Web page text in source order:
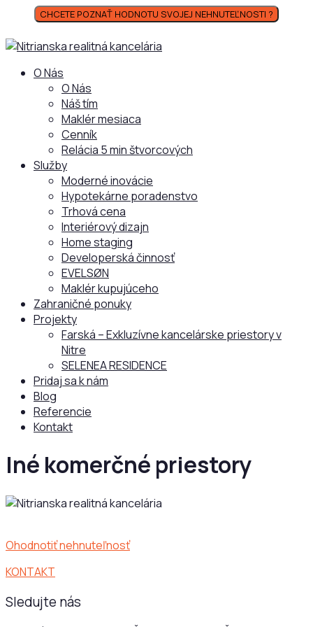
CHCETE POZNAŤ HODNOTU SVOJEJ NEHNUTEĽNOSTI ?
O Nás
O Nás
Náš tím
Maklér mesiaca
Cenník
Relácia 5 min štvorcových
Služby
Moderné inovácie
Hypotekárne poradenstvo
Trhová cena
Interiérový dizajn
Home staging
Developerská činnosť
EVELSØN
Maklér kupujúceho
Zahraničné ponuky
Projekty
Farská – Exkluzívne kancelárske priestory v
Nitre
SELENEA RESIDENCE
Pridaj sa k nám
Blog
Referencie
Kontakt
Iné komerčné priestory
Ohodnotiť nehnuteľnosť
KONTAKT
Sledujte nás